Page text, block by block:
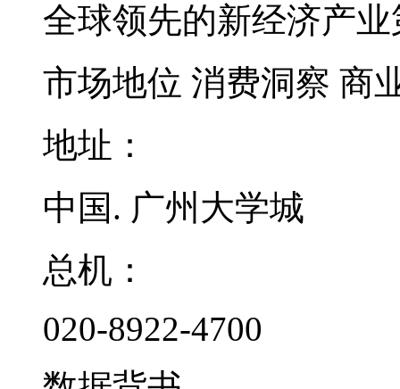
全球领先的新经济产
市场地位 消费洞察 商
地址：
中国. 广州大学城
总机：
020-8922-4700